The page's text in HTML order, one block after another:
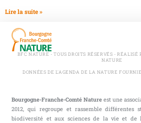
Lire la suite »
BFC NATURE - TOUS DROITS RÉSERVÉS -
NATURE
DONNÉES DE L'AGENDA DE LA NATURE
Bourgogne-Franche-Comté Nature est une
2012, qui regroupe et rassemble différentes
biodiversité et aux sciences de la vie et de